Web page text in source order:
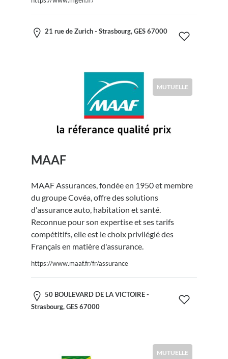
21 rue de Zurich - Strasbourg, GES 67000
MUTUELLE
MAAF
MAAF Assurances, fondée en 1950 et membre
du groupe Covéa, offre des solutions
d'assurance auto, habitation et santé.
Reconnue pour son expertise et ses tarifs
compétitifs, elle est le choix privilégié des
Français en matière d'assurance.
https://www.maaf.fr/fr/assurance
50 BOULEVARD DE LA VICTOIRE -
Strasbourg, GES 67000
MUTUELLE